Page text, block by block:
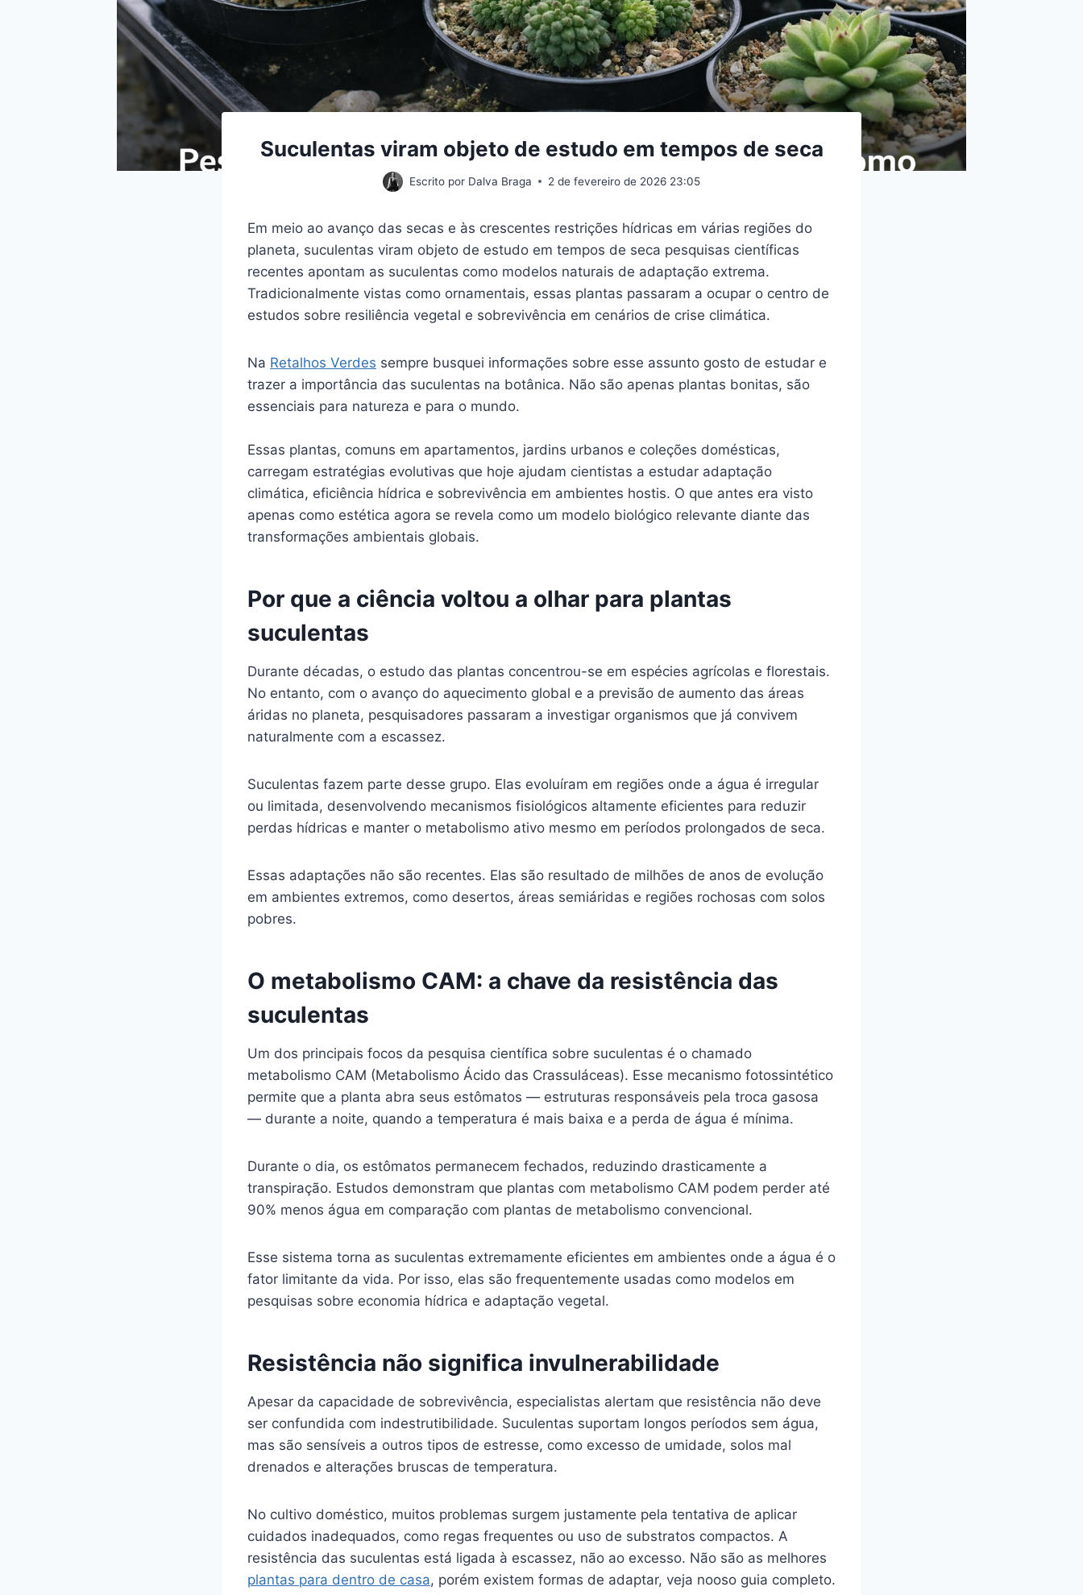
Suculentas viram objeto de estudo em tempos de seca
Escrito por Dalva Braga 2 de fevereiro de 2026 23:05
Em meio ao avanço das secas e às crescentes restrições hídricas em várias regiões do
planeta, suculentas viram objeto de estudo em tempos de seca pesquisas científicas
recentes apontam as suculentas como modelos naturais de adaptação extrema.
Tradicionalmente vistas como ornamentais, essas plantas passaram a ocupar o centro de
estudos sobre resiliência vegetal e sobrevivência em cenários de crise climática.
Na Retalhos Verdes sempre busquei informações sobre esse assunto gosto de estudar e
trazer a importância das suculentas na botânica. Não são apenas plantas bonitas, são
essenciais para natureza e para o mundo.
Essas plantas, comuns em apartamentos, jardins urbanos e coleções domésticas,
carregam estratégias evolutivas que hoje ajudam cientistas a estudar adaptação
climática, eficiência hídrica e sobrevivência em ambientes hostis. O que antes era visto
apenas como estética agora se revela como um modelo biológico relevante diante das
transformações ambientais globais.
Por que a ciência voltou a olhar para plantas
suculentas
Durante décadas, o estudo das plantas concentrou-se em espécies agrícolas e florestais.
No entanto, com o avanço do aquecimento global e a previsão de aumento das áreas
áridas no planeta, pesquisadores passaram a investigar organismos que já convivem
naturalmente com a escassez.
Suculentas fazem parte desse grupo. Elas evoluíram em regiões onde a água é irregular
ou limitada, desenvolvendo mecanismos fisiológicos altamente eficientes para reduzir
perdas hídricas e manter o metabolismo ativo mesmo em períodos prolongados de seca.
Essas adaptações não são recentes. Elas são resultado de milhões de anos de evolução
em ambientes extremos, como desertos, áreas semiáridas e regiões rochosas com solos
pobres.
O metabolismo CAM: a chave da resistência das
suculentas
Um dos principais focos da pesquisa científica sobre suculentas é o chamado
metabolismo CAM (Metabolismo Ácido das Crassuláceas). Esse mecanismo fotossintético
permite que a planta abra seus estômatos — estruturas responsáveis pela troca gasosa
— durante a noite, quando a temperatura é mais baixa e a perda de água é mínima.
Durante o dia, os estômatos permanecem fechados, reduzindo drasticamente a
transpiração. Estudos demonstram que plantas com metabolismo CAM podem perder até
90% menos água em comparação com plantas de metabolismo convencional.
Esse sistema torna as suculentas extremamente eficientes em ambientes onde a água é o
fator limitante da vida. Por isso, elas são frequentemente usadas como modelos em
pesquisas sobre economia hídrica e adaptação vegetal.
Resistência não significa invulnerabilidade
Apesar da capacidade de sobrevivência, especialistas alertam que resistência não deve
ser confundida com indestrutibilidade. Suculentas suportam longos períodos sem água,
mas são sensíveis a outros tipos de estresse, como excesso de umidade, solos mal
drenados e alterações bruscas de temperatura.
No cultivo doméstico, muitos problemas surgem justamente pela tentativa de aplicar
cuidados inadequados, como regas frequentes ou uso de substratos compactos. A
resistência das suculentas está ligada à escassez, não ao excesso. Não são as melhores
plantas para dentro de casa, porém existem formas de adaptar, veja nooso guia completo.